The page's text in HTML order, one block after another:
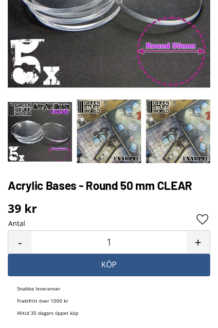
Acrylic Bases - Round 50 mm CLEAR
39 kr
Antal
+
-
KÖP
Snabba leveranser
Fraktfritt över 1000 kr
Alltid 30 dagars öppet köp